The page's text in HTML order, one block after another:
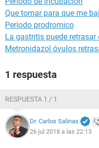
Que tomar para que me
Periodo prodromico
La gastritis puede retrasar
Metronidazol óvulos
1 respuesta
RESPUESTA 1 / 1
Dr. Carlos Salinas
26 jul 2018 a las 22:13